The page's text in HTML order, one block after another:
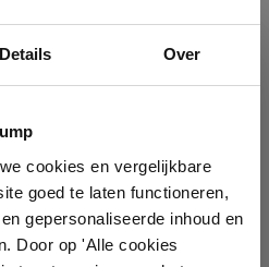
Details Over
cookies en vergelijkbare
goed te laten functioneren,
gepersonaliseerde inhoud en
Door op 'Alle cookies
Supreme Evo 60x120 cm
Marmerlook Antique 3D
Zwart (Prijs per M2)
onze 1000 m²
21 volledig ingerichte
van compact tot luxe. Onze
je persoonlijk, en je vindt